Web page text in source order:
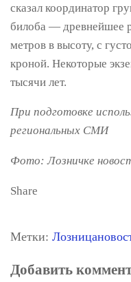
сказал координатор
билоба — древнейшее
метров в высоту, с
кроной. Некоторые
тысячи лет.
При подготовке
региональных СМИ
Фото:Лозничке
Share
Метки: Лозница
Добавить